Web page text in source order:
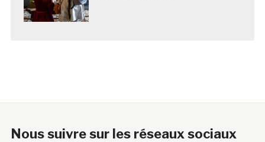
Nous suivre sur les réseaux sociaux